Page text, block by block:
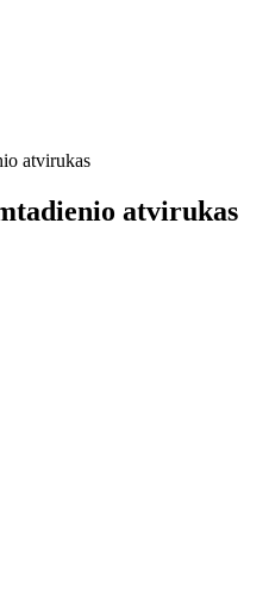
atvirukas
atvirukas